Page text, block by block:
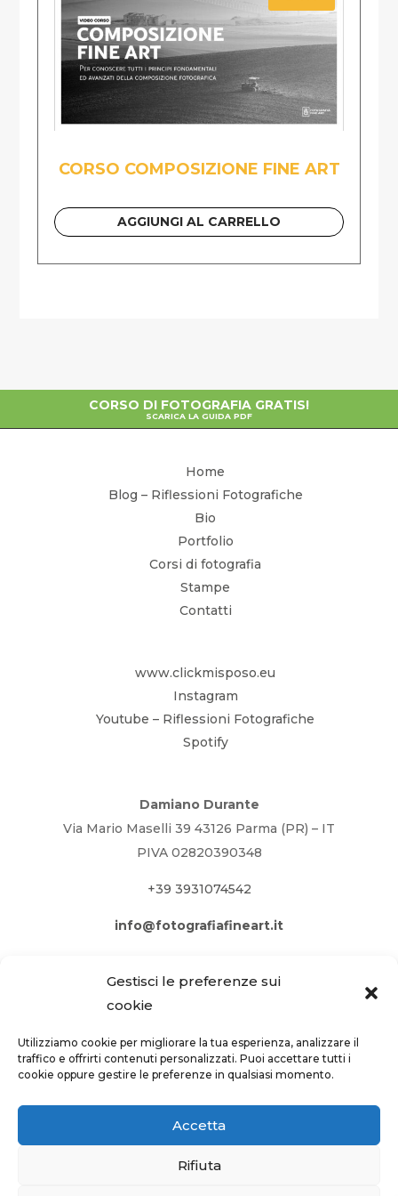
Gestisci le preferenze sui
cookie
Utilizziamo cookie per migliorare la tua esperienza, analizzare il
traffico e offrirti contenuti personalizzati. Puoi accettare tutti i
cookie oppure gestire le preferenze in qualsiasi momento.
Accetta
Rifiuta
CORSO COMPOSIZIONE FINE ART
AGGIUNGI AL CARRELLO
CORSO DI FOTOGRAFIA GRATIS!
SCARICA LA GUIDA PDF
Home
Blog – Riflessioni Fotografiche
Bio
Portfolio
Corsi di fotografia
Stampe
Contatti
www.clickmisposo.eu
Instagram
Youtube – Riflessioni Fotografiche
Spotify
Damiano Durante
Via Mario Maselli 39 43126 Parma (PR) – IT
PIVA 02820390348
+39 3931074542
info@fotografiafineart.it